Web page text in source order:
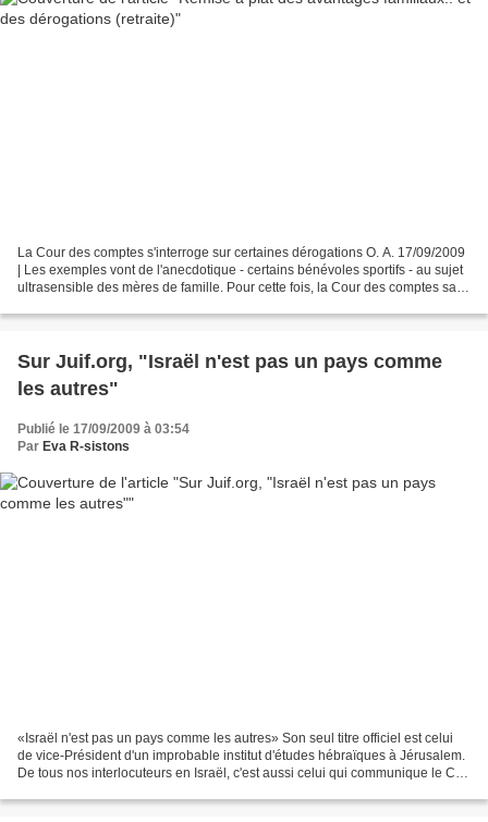
La Cour des comptes s'interroge sur certaines dérogations O. A. 17/09/2009
| Les exemples vont de l'anecdotique - certains bénévoles sportifs - au sujet
ultrasensible des mères de famille. Pour cette fois, la Cour des comptes sait
Sur Juif.org, "Israël n'est pas un pays comme
les autres"
Publié le 17/09/2009 à 03:54
Par Eva R-sistons
«Israël n'est pas un pays comme les autres» Son seul titre officiel est celui
de vice-Président d'un improbable institut d'études hébraïques à Jérusalem.
De tous nos interlocuteurs en Israël, c'est aussi celui qui communique le CV